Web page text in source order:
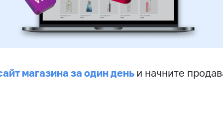
магазина за один день и начните